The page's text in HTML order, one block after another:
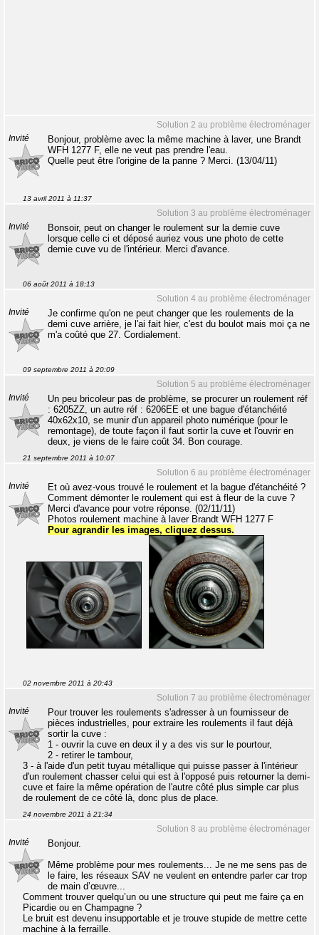
Solution 2 au problème électroménager
Invité
Bonjour, problème avec la même machine à laver, une Brandt
WFH 1277 F, elle ne veut pas prendre l'eau.
Quelle peut être l'origine de la panne ? Merci. (13/04/11)
13 avril 2011 à 11:37
Solution 3 au problème électroménager
Invité
Bonsoir, peut on changer le roulement sur la demie cuve
lorsque celle ci et déposé auriez vous une photo de cette
demie cuve vu de l'intérieur. Merci d'avance.
06 août 2011 à 18:13
Solution 4 au problème électroménager
Invité
Je confirme qu'on ne peut changer que les roulements de la
demi cuve arrière, je l'ai fait hier, c'est du boulot mais moi ça ne
m'a coûté que 27. Cordialement.
09 septembre 2011 à 20:09
Solution 5 au problème électroménager
Invité
Un peu bricoleur pas de problème, se procurer un roulement réf
: 6205ZZ, un autre réf : 6206EE et une bague d'étanchéité
40x62x10, se munir d'un appareil photo numérique (pour le
remontage), de toute façon il faut sortir la cuve et l'ouvrir en
deux, je viens de le faire coût 34. Bon courage.
21 septembre 2011 à 10:07
Solution 6 au problème électroménager
Invité
Et où avez-vous trouvé le roulement et la bague d'étanchéité ?
Comment démonter le roulement qui est à fleur de la cuve ?
Merci d'avance pour votre réponse. (02/11/11)
Photos roulement machine à laver Brandt WFH 1277 F
Pour agrandir les images, cliquez dessus.
02 novembre 2011 à 20:43
Solution 7 au problème électroménager
Invité
Pour trouver les roulements s'adresser à un fournisseur de
pièces industrielles, pour extraire les roulements il faut déjà
sortir la cuve :
1 - ouvrir la cuve en deux il y a des vis sur le pourtour,
2 - retirer le tambour,
3 - à l'aide d'un petit tuyau métallique qui puisse passer à l'intérieur
d'un roulement chasser celui qui est à l'opposé puis retourner la demi-
cuve et faire la même opération de l'autre côté plus simple car plus
de roulement de ce côté là, donc plus de place.
24 novembre 2011 à 21:34
Solution 8 au problème électroménager
Invité
Bonjour.
Même problème pour mes roulements... Je ne me sens pas de
le faire, les réseaux SAV ne veulent en entendre parler car trop
de main d’œuvre...
Comment trouver quelqu’un ou une structure qui peut me faire ça en
Picardie ou en Champagne ?
Le bruit est devenu insupportable et je trouve stupide de mettre cette
machine à la ferraille.